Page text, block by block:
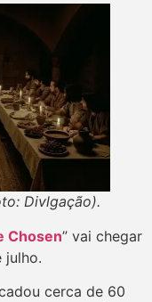
Divlgação).
Chosen” vai chegar
julho.
cerca de 60